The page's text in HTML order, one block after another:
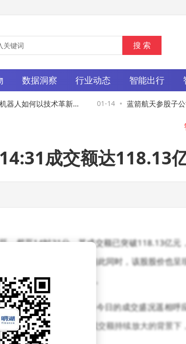
数据洞察 行业动态 智能出行
人如何以技术革新与
未来场景？
01-14 蓝箭航天参股子公
成交额达118.13
，截至14时31分，其成交额已突破118.13亿元
场对其的高度关注。与此同时，该股股价也呈
示出资金流动的活跃性。
额高达117.95亿元，与今日的成交盛况遥相呼
。值得注意的是，在成交额持续放大的背景下